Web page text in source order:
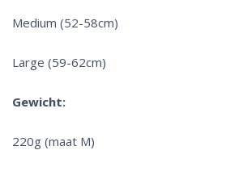
Medium (52-58cm)
Large (59-62cm)
Gewicht:
220g (maat M)